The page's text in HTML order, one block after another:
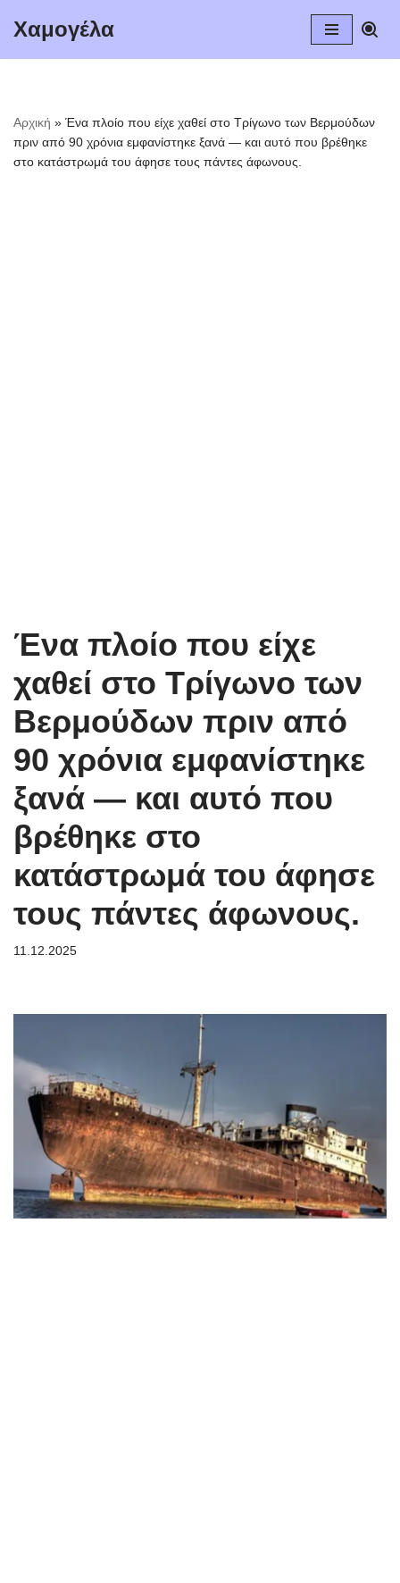
Χαμογέλα
Αρχική » Ένα πλοίο που είχε χαθεί στο Τρίγωνο των Βερμούδων
πριν από 90 χρόνια εμφανίστηκε ξανά — και αυτό που βρέθηκε
στο κατάστρωμά του άφησε τους πάντες άφωνους.
Ένα πλοίο που είχε
χαθεί στο Τρίγωνο των
Βερμούδων πριν από
90 χρόνια εμφανίστηκε
ξανά — και αυτό που
βρέθηκε στο
κατάστρωμά του άφησε
τους πάντες άφωνους.
11.12.2025